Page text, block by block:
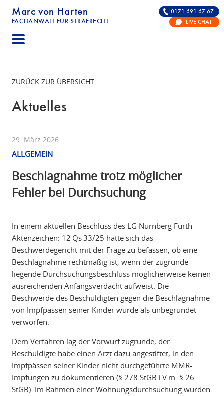
Marc von Harten
FACHANWALT FÜR STRAFRECHT
STRAFRECHT | RECHTSANWALT FÜR DIE
0171 691 67 67
LIVE CHAT
ZURÜCK ZUR ÜBERSICHT
Aktuelles
29. März 2026
ALLGEMEIN
Beschlagnahme trotz möglicher
Fehler bei Durchsuchung
In einem aktuellen Beschluss des LG Nürnberg Fürth
Aktenzeichen: 12 Qs 33/25 hatte sich das
Beschwerdegericht mit der Frage zu befassen, ob eine
Beschlagnahme rechtmäßig ist, wenn der zugrunde
liegende Durchsuchungsbeschluss möglicherweise keinen
ausreichenden Anfangsverdacht aufweist. Die
Beschwerde des Beschuldigten gegen die Beschlagnahme
von Impfpässen seiner Kinder wurde als unbegründet
verworfen.
Dem Verfahren lag der Vorwurf zugrunde, der
Beschuldigte habe einen Arzt dazu angestiftet, in den
Impfpässen seiner Kinder nicht durchgeführte MMR-
Impfungen zu dokumentieren (§ 278 StGB i.V.m. § 26
StGB). Im Rahmen einer Wohnungsdurchsuchung wurden